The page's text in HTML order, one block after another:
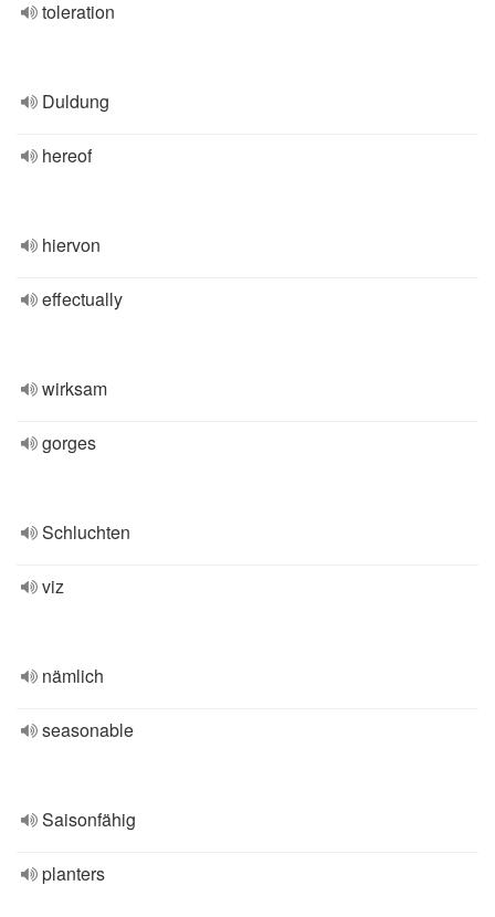
toleration
Duldung
hereof
hiervon
effectually
wirksam
gorges
Schluchten
viz
nämlich
seasonable
Saisonfähig
planters